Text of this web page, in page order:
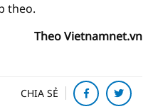
theo.
Theo Vietnamnet.vn
CHIA SẺ